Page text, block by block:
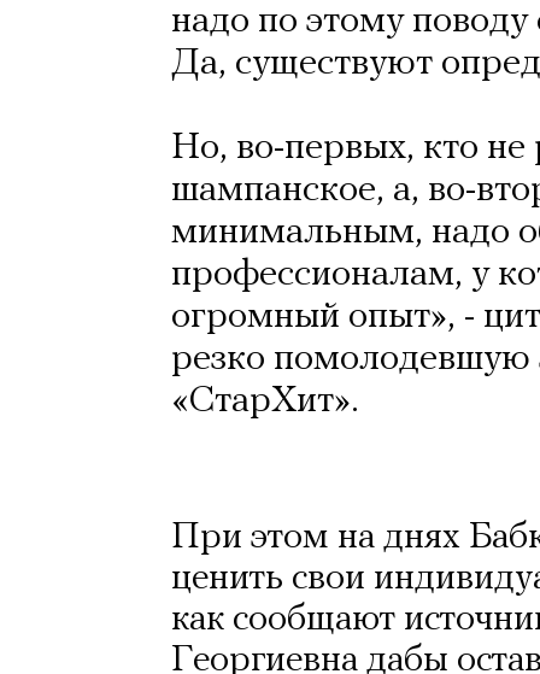
надо по этому поводу
Да, существуют
Но, во-первых, кто не
шампанское, а, во-
минимальным, надо
профессионалам, у
огромный опыт», -
резко помолодевшую
«СтарХит».
При этом на днях
ценить свои
как сообщают
Георгиевна дабы